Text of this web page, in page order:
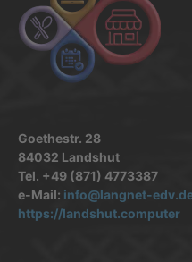
Goethestr. 28
84032 Landshut
Tel. +49 (871) 4773387
e-Mail: info@langnet-
https://landshut.computer